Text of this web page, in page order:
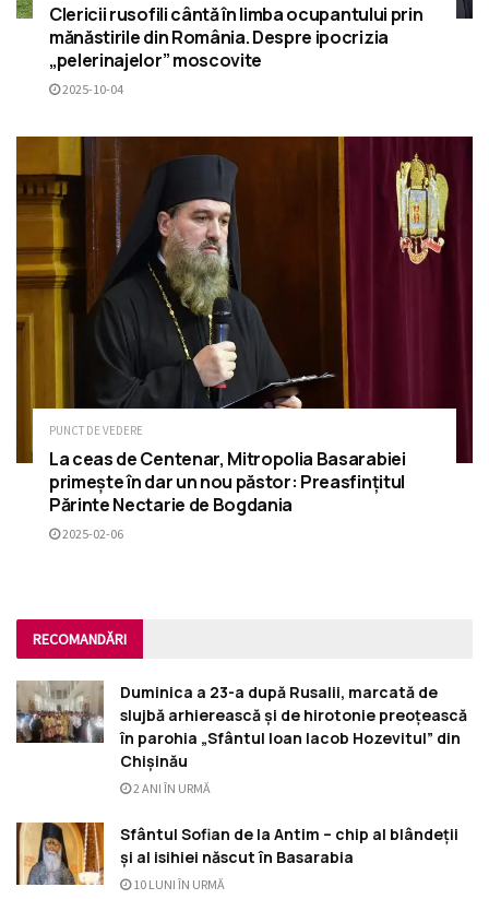
Clericii rusofili cântă în limba ocupantului prin
mănăstirile din România. Despre ipocrizia
„pelerinajelor” moscovite
2025-10-04
PUNCT DE VEDERE
La ceas de Centenar, Mitropolia Basarabiei
primește în dar un nou păstor: Preasfințitul
Părinte Nectarie de Bogdania
2025-02-06
RECOMANDĂRI
Duminica a 23-a după Rusalii, marcată de
slujbă arhierească și de hirotonie preoțească
în parohia „Sfântul Ioan Iacob Hozevitul” din
Chișinău
2 ANI ÎN URMĂ
Sfântul Sofian de la Antim – chip al blândeții
și al isihiei născut în Basarabia
10 LUNI ÎN URMĂ